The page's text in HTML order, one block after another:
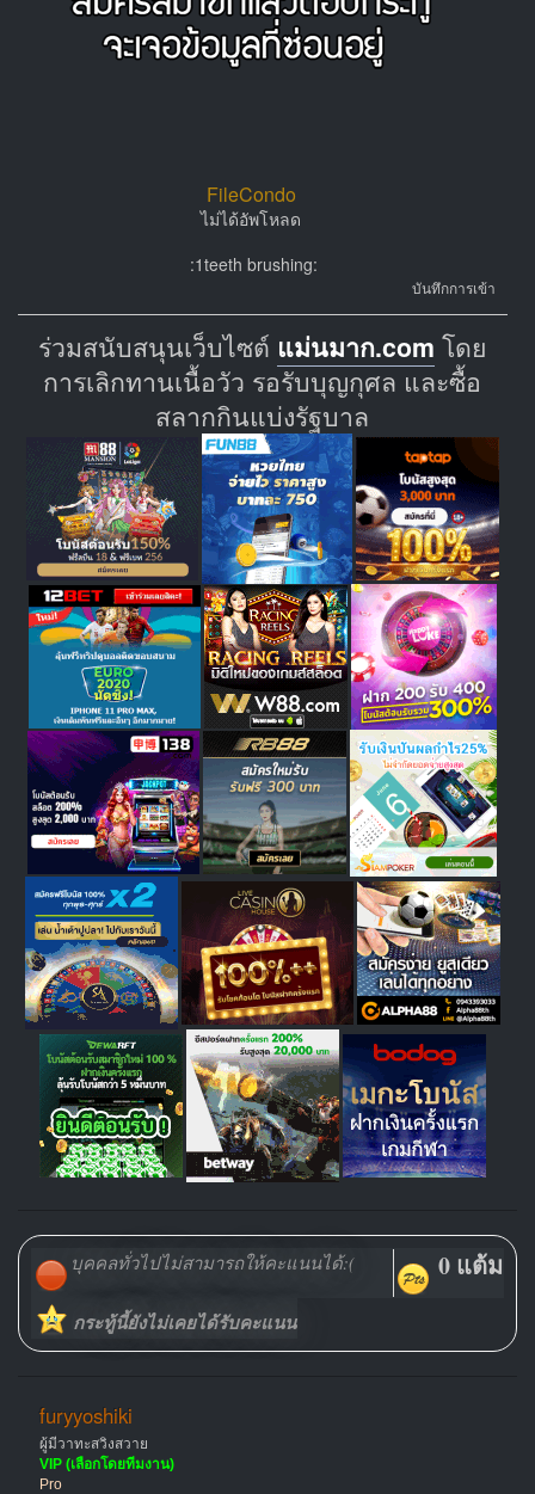
FileCondo
ไม่ได้อัพโหลด
:1teeth brushing:
บันทึกการเข้า
ร่วมสนับสนุนเว็บไซต์ แม่นมาก.com โดย
การเลิกทานเนื้อวัว รอรับบุญกุศล และซื้อ
สลากกินแบ่งรัฐบาล
บุคคลทั่วไปไม่สามารถให้คะแนนได้:( 0 แต้ม
กระทู้นี้ยังไม่เคยได้รับคะแนน
furyyoshiki
ผู้มีวาทะสวิงสวาย
VIP (เลือกโดยทีมงาน)
Pro